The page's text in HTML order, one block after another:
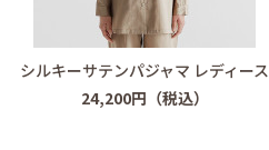
シルキーサテンパジャマ レディース
24,200円（税込）